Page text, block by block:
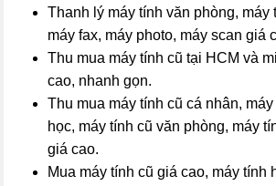
Thanh lý máy tính văn phòng, máy
máy fax, máy photo, máy scan giá
Thu mua máy tính cũ tại HCM và
cao, nhanh gọn.
Thu mua máy tính cũ cá nhân,
học, máy tính cũ văn phòng, máy
giá cao.
Mua máy tính cũ giá cao, máy tính